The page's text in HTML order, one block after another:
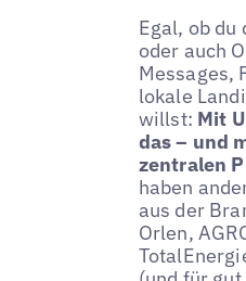
Egal, ob du
oder auch
Messages,
lokale
willst: Mit
das – und
zentralen
haben
aus der
Orlen,